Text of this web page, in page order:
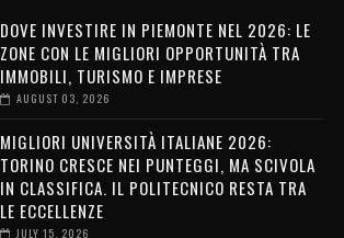
DOVE INVESTIRE IN PIEMONTE NEL 2026: LE
ZONE CON LE MIGLIORI OPPORTUNITÀ TRA
IMMOBILI, TURISMO E IMPRESE
AUGUST 03, 2026
MIGLIORI UNIVERSITÀ ITALIANE 2026:
TORINO CRESCE NEI PUNTEGGI, MA SCIVOLA
IN CLASSIFICA. IL POLITECNICO RESTA TRA
LE ECCELLENZE
JULY 15, 2026